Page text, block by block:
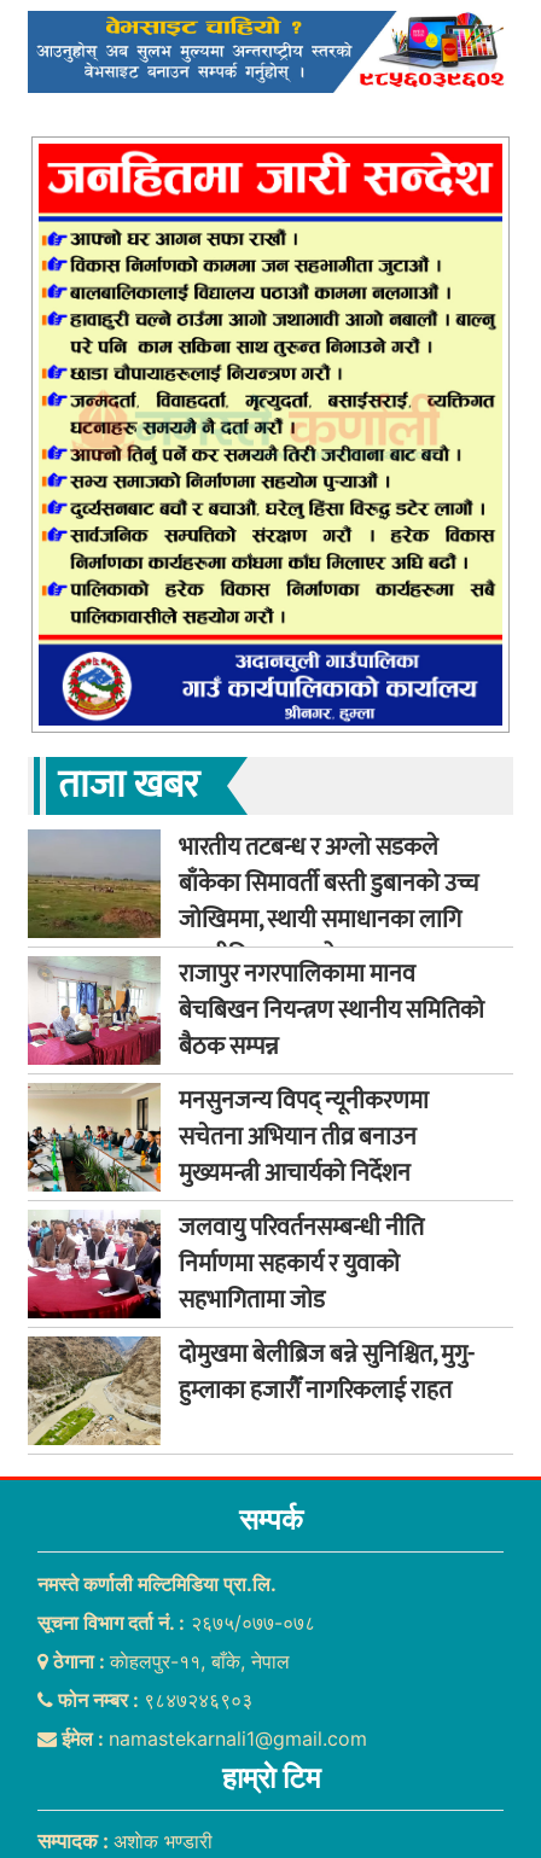
ताजा खबर
भारतीय तटबन्ध र अग्लो सडकले
बाँकेका सिमावर्ती बस्ती डुबानको उच्च
जोखिममा, स्थायी समाधानका लागि
कूटनीतिक पहलको माग
राजापुर नगरपालिकामा मानव
बेचबिखन नियन्त्रण स्थानीय समितिको
बैठक सम्पन्न
मनसुनजन्य विपद् न्यूनीकरणमा
सचेतना अभियान तीव्र बनाउन
मुख्यमन्त्री आचार्यको निर्देशन
जलवायु परिवर्तनसम्बन्धी नीति
निर्माणमा सहकार्य र युवाको
सहभागितामा जोड
दोमुखमा बेलीब्रिज बन्ने सुनिश्चित, मुगु-
हुम्लाका हजारौँ नागरिकलाई राहत
सम्पर्क
नमस्ते कर्णाली मल्टिमिडिया प्रा.लि.
सूचना विभाग दर्ता नं. : २६७५/०७७-०७८
ठेगाना :काेहलपुर-११, बाँके, नेपाल
फोन नम्बर : ९८४७२४६९०३
ईमेल : namastekarnali1@gmail.com
हाम्राे टिम
सम्पादक : अशाेक भण्डारी